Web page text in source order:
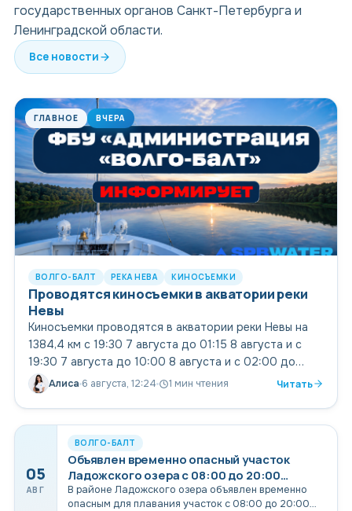
государственных органов Санкт-Петербурга и
Ленинградской области.
Все новости
📰ГЛАВНОЕ ВЧЕРА
ВОЛГО-БАЛТ РЕКА НЕВА КИНОСЪЕМКИ
Проводятся киносъемки в акватории реки
Невы
Киносъемки проводятся в акватории реки Невы на
1384,4 км с 19:30 7 августа до 01:15 8 августа и с
19:30 7 августа до 10:00 8 августа и с 02:00 до
08:00 9 августа
Алиса 6 августа, 12:24 1 мин чтения Читать
05
АВГ
ВОЛГО-БАЛТ
Объявлен временно опасный участок
Ладожского озера с 08:00 до 20:00
06.08.2026
В районе Ладожского озера объявлен временно
опасным для плавания участок с 08:00 до 20:00